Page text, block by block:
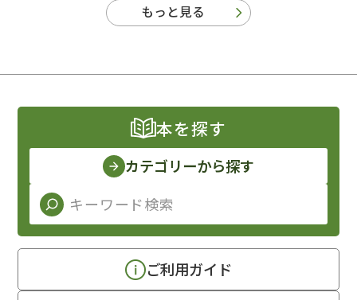
もっと見る
本を探す
カテゴリーから探す
ご利用ガイド